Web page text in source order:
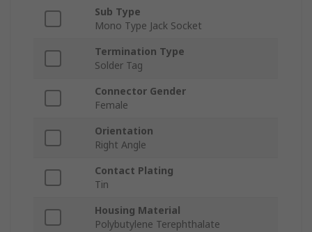
Sub Type
Mono Type Jack Socket
Termination Type
Solder Tag
Connector Gender
Female
Orientation
Right Angle
Contact Plating
Tin
Housing Material
Polybutylene Terephthalate